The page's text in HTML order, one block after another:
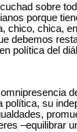
sobre
porque
chico, chica,
debemos
política del
su
–equilibrar